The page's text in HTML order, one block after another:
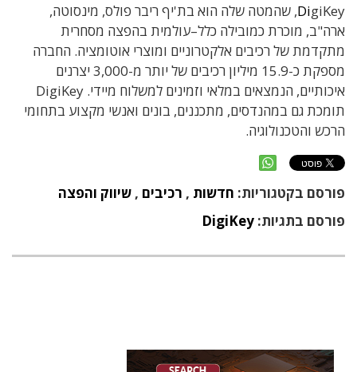
DigiKey, שהמטה שלה הוא בת'יף ריבר פולס, מינסוטה,
ארה"ב, מוכרת כמובילה כלל–עולמית בהפצה מסחרית
מתקדמת של רכיבים אלקטרוניים ומוצרי אוטומציה. החברה
מספקת כ-15.9 מיליון רכיבים של יותר מ-3,000
יצרנים
איכותיים, הנמצאים במלאי וזמינים למשלוח מיידי. DigiKey
תומכת גם במהנדסים, מתכננים, בונים ואנשי מקצוע בתחומי
הרכש והטכנולוגיה.
פורסם בקטגוריות: חדשות , רכיבים , שיווק והפצה
פורסם בתגיות: DigiKey